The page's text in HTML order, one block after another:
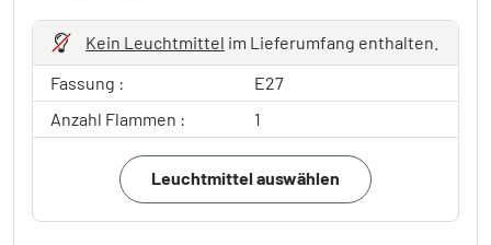
Kein Leuchtmittel im Lieferumfang enthalten.
Fassung :
E27
Anzahl Flammen :
1
Leuchtmittel auswählen